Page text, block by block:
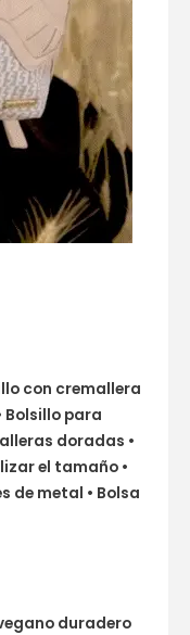
con cremallera
Bolsillo para
doradas •
el tamaño •
de metal • Bolsa
duradero